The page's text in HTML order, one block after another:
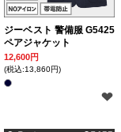
ジーベスト 警備服 G5425
ペアジャケット
12,600円
(税込:13,860円)